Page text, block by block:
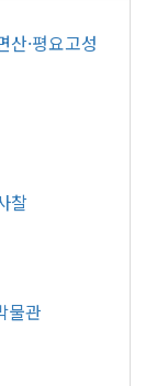
산·평요고성
찰
물관